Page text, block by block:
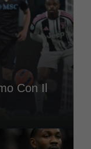
Con Il